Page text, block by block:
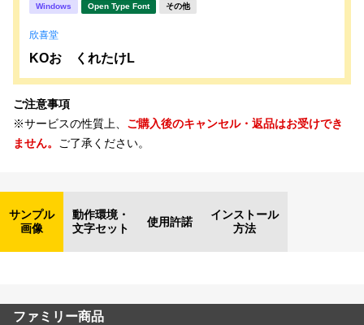
Windows Open Type Font その他
欣喜堂
KOおゝくれたけL
ご注意事項
※サービスの性質上、 ご購入後のキャンセル・返品はお受けでき
ません。 ご了承ください。
サンプル
画像
動作環境・
文字セット
使用許諾
インストール
方法
ファミリー商品